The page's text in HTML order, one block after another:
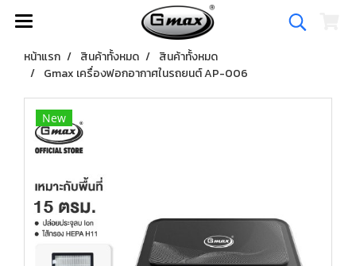
หน้าแรก สินค้าทั้งหมด
สินค้าทั้งหมด
Gmax เครื่องฟอกอากาศในรถยนต์ AP-006
New